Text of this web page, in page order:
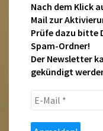
Nach dem Klick
Mail zur
Prüfe dazu bitte
Spam-Ordner!
Der Newsletter
gekündigt
E-
*